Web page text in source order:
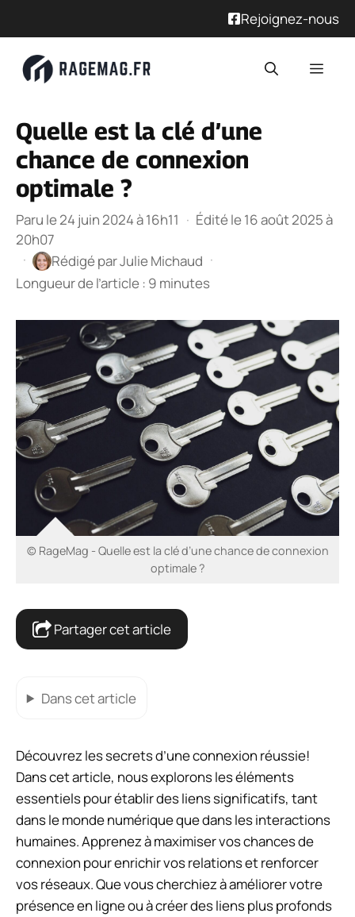
Rejoignez-nous
Quelle est la clé d’une
chance de connexion
optimale ?
Paru le 24 juin 2024 à 16h11 · Édité le 16 août 2025 à
20h07
·
Rédigé parJulie Michaud ·
Longueur de l’article : 9 minutes
© RageMag - Quelle est la clé d’une chance de connexion
optimale ?
Partager cet article
Dans cet article
Découvrez les secrets d’une connexion réussie!
Dans cet article, nous explorons les éléments
essentiels pour établir des liens significatifs, tant
dans le monde numérique que dans les interactions
humaines. Apprenez à maximiser vos chances de
connexion pour enrichir vos relations et renforcer
vos réseaux. Que vous cherchiez à améliorer votre
présence en ligne ou à créer des liens plus profonds